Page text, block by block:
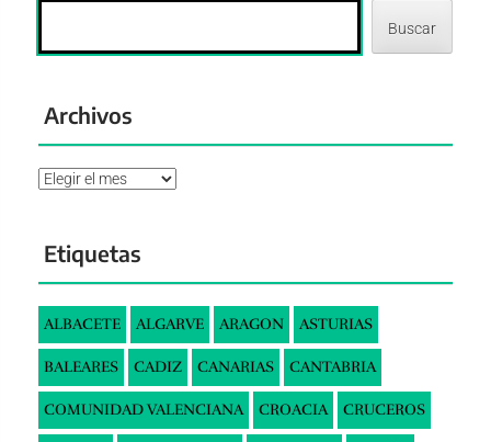
Buscar
Archivos
Archivos
Etiquetas
ALBACETE ALGARVE ARAGON ASTURIAS
BALEARES CADIZ CANARIAS CANTABRIA
COMUNIDAD VALENCIANA CROACIA CRUCEROS